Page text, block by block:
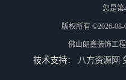
您是第
版权所有 ©2026-08-
佛山朗鑫装饰工
技术支持： 八方资源网